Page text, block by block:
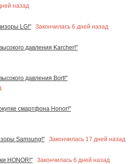
назад
LG!"
Закончилась 6 дней назад
давления Karcher!"
давления Bort!"
смартфона Honor!"
Samsung!"
Закончилась 17 дней назад
HONOR!"
Закончилась 6 дней назад